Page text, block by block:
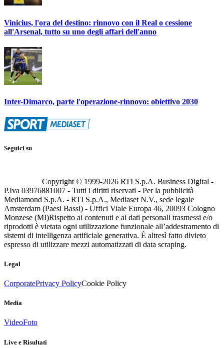
Vinicius, l'ora del destino: rinnovo con il Real o cessione
all'Arsenal, tutto su uno degli affari dell'anno
Inter-Dimarco, parte l'operazione-rinnovo: obiettivo 2030
Seguici su
Copyright © 1999-2026 RTI S.p.A. Business Digital -
P.Iva 03976881007 - Tutti i diritti riservati - Per la pubblicità
Mediamond S.p.A. - RTI S.p.A., Mediaset N.V., sede legale
Amsterdam (Paesi Bassi) - Uffici Viale Europa 46, 20093 Cologno
Monzese (MI)Rispetto ai contenuti e ai dati personali trasmessi e/o
riprodotti è vietata ogni utilizzazione funzionale all’addestramento di
sistemi di intelligenza artificiale generativa. È altresì fatto divieto
espresso di utilizzare mezzi automatizzati di data scraping.
Legal
CorporatePrivacy PolicyCookie Policy
Media
VideoFoto
Live e Risultati